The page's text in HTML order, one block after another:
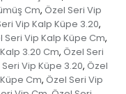
Cm, Özel Seri Vip
Vip Kalp Küpe 3.20,
Seri Vip Kalp Küpe Cm,
3.20 Cm, Özel Seri
Vip Küpe 3.20, Özel
Cm, Özel Seri Vip